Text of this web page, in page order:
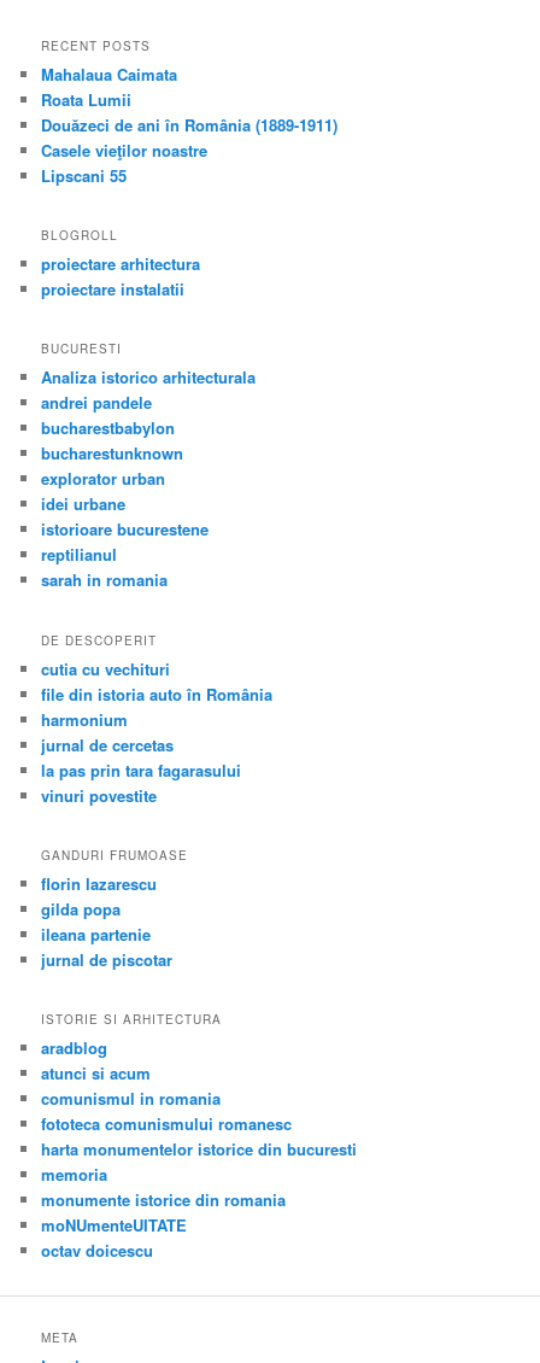
RECENT POSTS
Mahalaua Caimata
Roata Lumii
Douăzeci de ani în România (1889-1911)
Casele vieţilor noastre
Lipscani 55
BLOGROLL
proiectare arhitectura
proiectare instalatii
BUCURESTI
Analiza istorico arhitecturala
andrei pandele
bucharestbabylon
bucharestunknown
explorator urban
idei urbane
istorioare bucurestene
reptilianul
sarah in romania
DE DESCOPERIT
cutia cu vechituri
file din istoria auto în România
harmonium
jurnal de cercetas
la pas prin tara fagarasului
vinuri povestite
GANDURI FRUMOASE
florin lazarescu
gilda popa
ileana partenie
jurnal de piscotar
ISTORIE SI ARHITECTURA
aradblog
atunci si acum
comunismul in romania
fototeca comunismului romanesc
harta monumentelor istorice din bucuresti
memoria
monumente istorice din romania
moNUmenteUITATE
octav doicescu
META